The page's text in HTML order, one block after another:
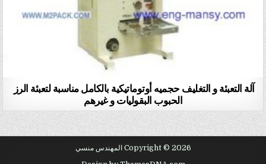
آلة التعبئة و التغليف حجميه أوتوماتيكية بالكامل مناسبة لتعبئة الرز
الحبوب البقوليات و غيرهم
Copyright © 2026 المهندس منسي